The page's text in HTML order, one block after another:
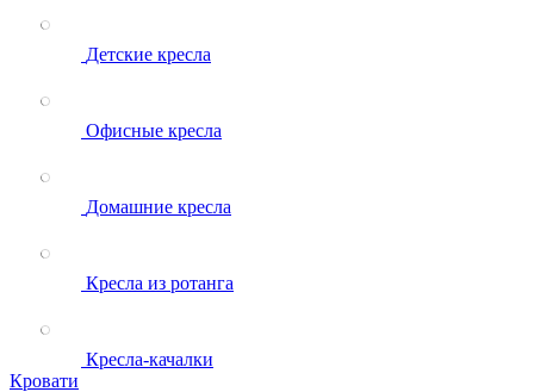
Детские кресла
Офисные кресла
Домашние кресла
Кресла из ротанга
Кресла-качалки
Кровати